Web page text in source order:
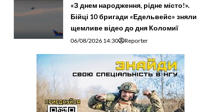
«З днем народження, рідне місто!».
Бійці 10 бригади «Едельвейс» зняли
щемливе відео до дня Коломиї
06/08/2026 14:30 Reporter